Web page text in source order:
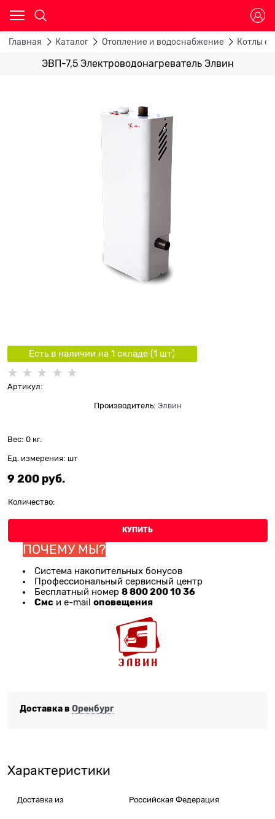
Главная Каталог Отопление и водоснабжение Котлы
ЭВП-7,5 Электроводонагреватель Элвин
Есть в наличии на 1 складe (1 шт)
Артикул:
Производитель: Элвин
Вес: 0 кг.
Ед. измерения: шт
9 200 руб.
Количество:
КУПИТЬ
ПОЧЕМУ МЫ?
Система накопительных бонусов
Профессиональный сервисный центр
Бесплатный номер 8 800 200 10 36
Смс и e-mail оповещения
Доставка в Оренбург
Характеристики
Доставка из Российская Федерация